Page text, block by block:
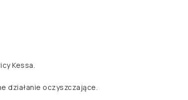
Kessa.
działanie oczyszczające.